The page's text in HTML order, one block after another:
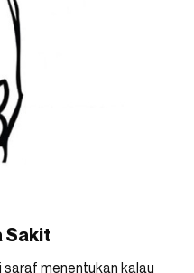
Sakit
saraf menentukan kalau